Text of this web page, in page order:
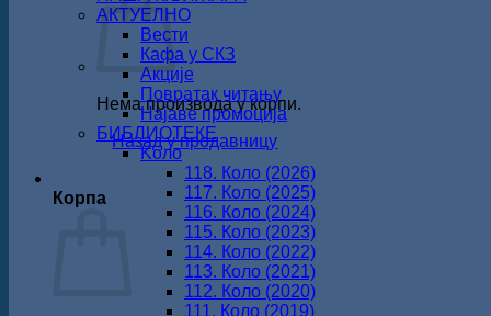
Нема производа у корпи.
Назад у продавницу
Корпа
АКТУЕЛНО
Вести
Кафа у СКЗ
Акције
Повратак читању
Најаве промоција
БИБЛИОТЕКЕ
Koло
118. Коло (2026)
117. Коло (2025)
116. Коло (2024)
115. Коло (2023)
114. Коло (2022)
113. Коло (2021)
112. Коло (2020)
111. Коло (2019)